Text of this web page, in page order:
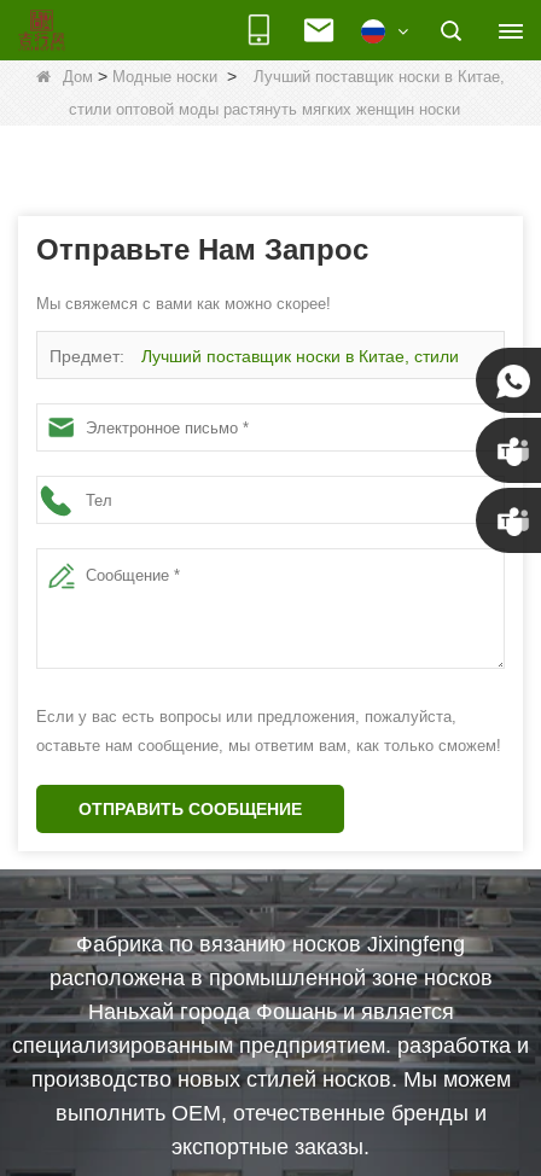
Дом > Модные носки >
Лучший поставщик носки в Китае,
стили оптовой моды растянуть мягких женщин носки
Отправьте Нам Запрос
Мы свяжемся с вами как можно скорее!
Предмет: Лучший поставщик носки в Китае, стили
оптовой моды растянуть мягких женщин носки
Если у вас есть вопросы или предложения, пожалуйста,
оставьте нам сообщение, мы ответим вам, как только сможем!
ОТПРАВИТЬ СООБЩЕНИЕ
Фабрика по вязанию носков Jixingfeng
расположена в промышленной зоне носков
Наньхай города Фошань и является
специализированным предприятием. разработка и
производство новых стилей носков. Мы можем
выполнить OEM, отечественные бренды и
экспортные заказы.
Susan